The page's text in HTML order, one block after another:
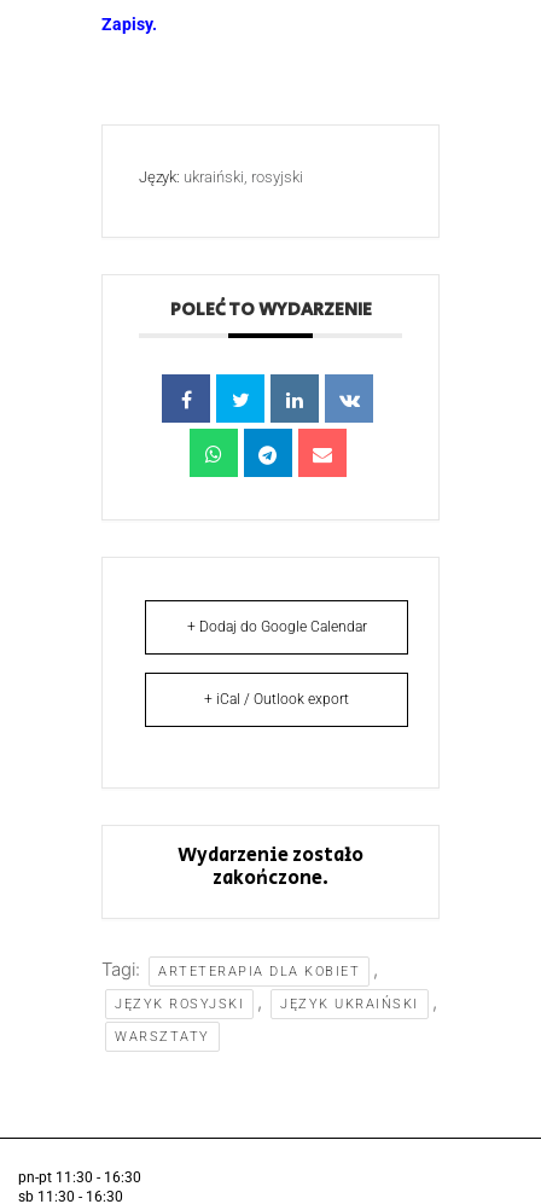
Zapisy.
Język: ukraiński, rosyjski
POLEĆ TO WYDARZENIE
+ Dodaj do Google Calendar
+ iCal / Outlook export
Wydarzenie zostało
zakończone.
Tagi: ARTETERAPIA DLA KOBIET ,
JĘZYK ROSYJSKI , JĘZYK UKRAIŃSKI ,
WARSZTATY
pn-pt 11:30 - 16:30
sb 11:30 - 16:30